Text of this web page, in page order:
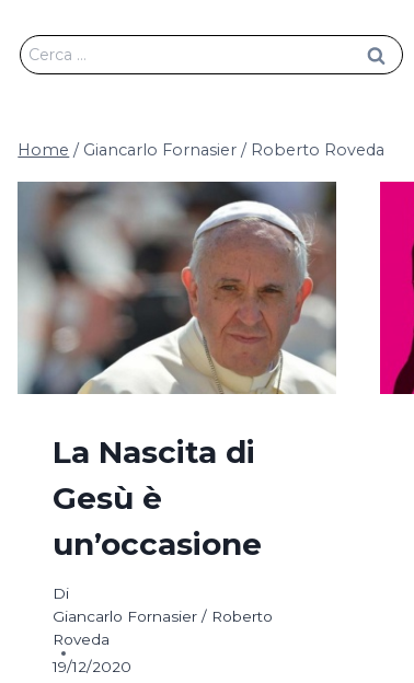
Ricerca
per:
Home / Giancarlo Fornasier / Roberto Roveda
La Nascita di
Gesù è
un’occasione
Di
Giancarlo Fornasier / Roberto
Roveda
19/12/2020